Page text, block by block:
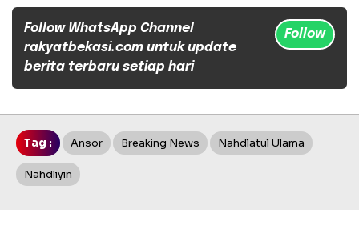
Follow WhatsApp Channel
rakyatbekasi.com untuk update
berita terbaru setiap hari
Follow
Tag : Ansor Breaking News Nahdlatul Ulama
Nahdliyin